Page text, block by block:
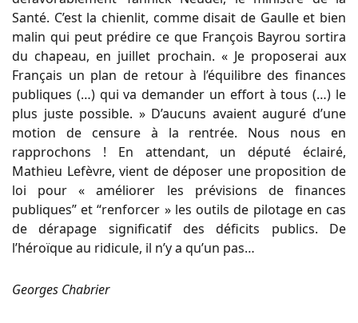
Santé. C’est la chienlit, comme disait de Gaulle et bien
malin qui peut prédire ce que François Bayrou sortira
du chapeau, en juillet prochain. « Je proposerai aux
Français un plan de retour à l’équilibre des finances
publiques (…) qui va demander un effort à tous (…) le
plus juste possible. » D’aucuns avaient auguré d’une
motion de censure à la rentrée. Nous nous en
rapprochons ! En attendant, un député éclairé,
Mathieu Lefèvre, vient de déposer une proposition de
loi pour « améliorer les prévisions de finances
publiques” et “renforcer » les outils de pilotage en cas
de dérapage significatif des déficits publics. De
l’héroïque au ridicule, il n’y a qu’un pas…
Georges Chabrier